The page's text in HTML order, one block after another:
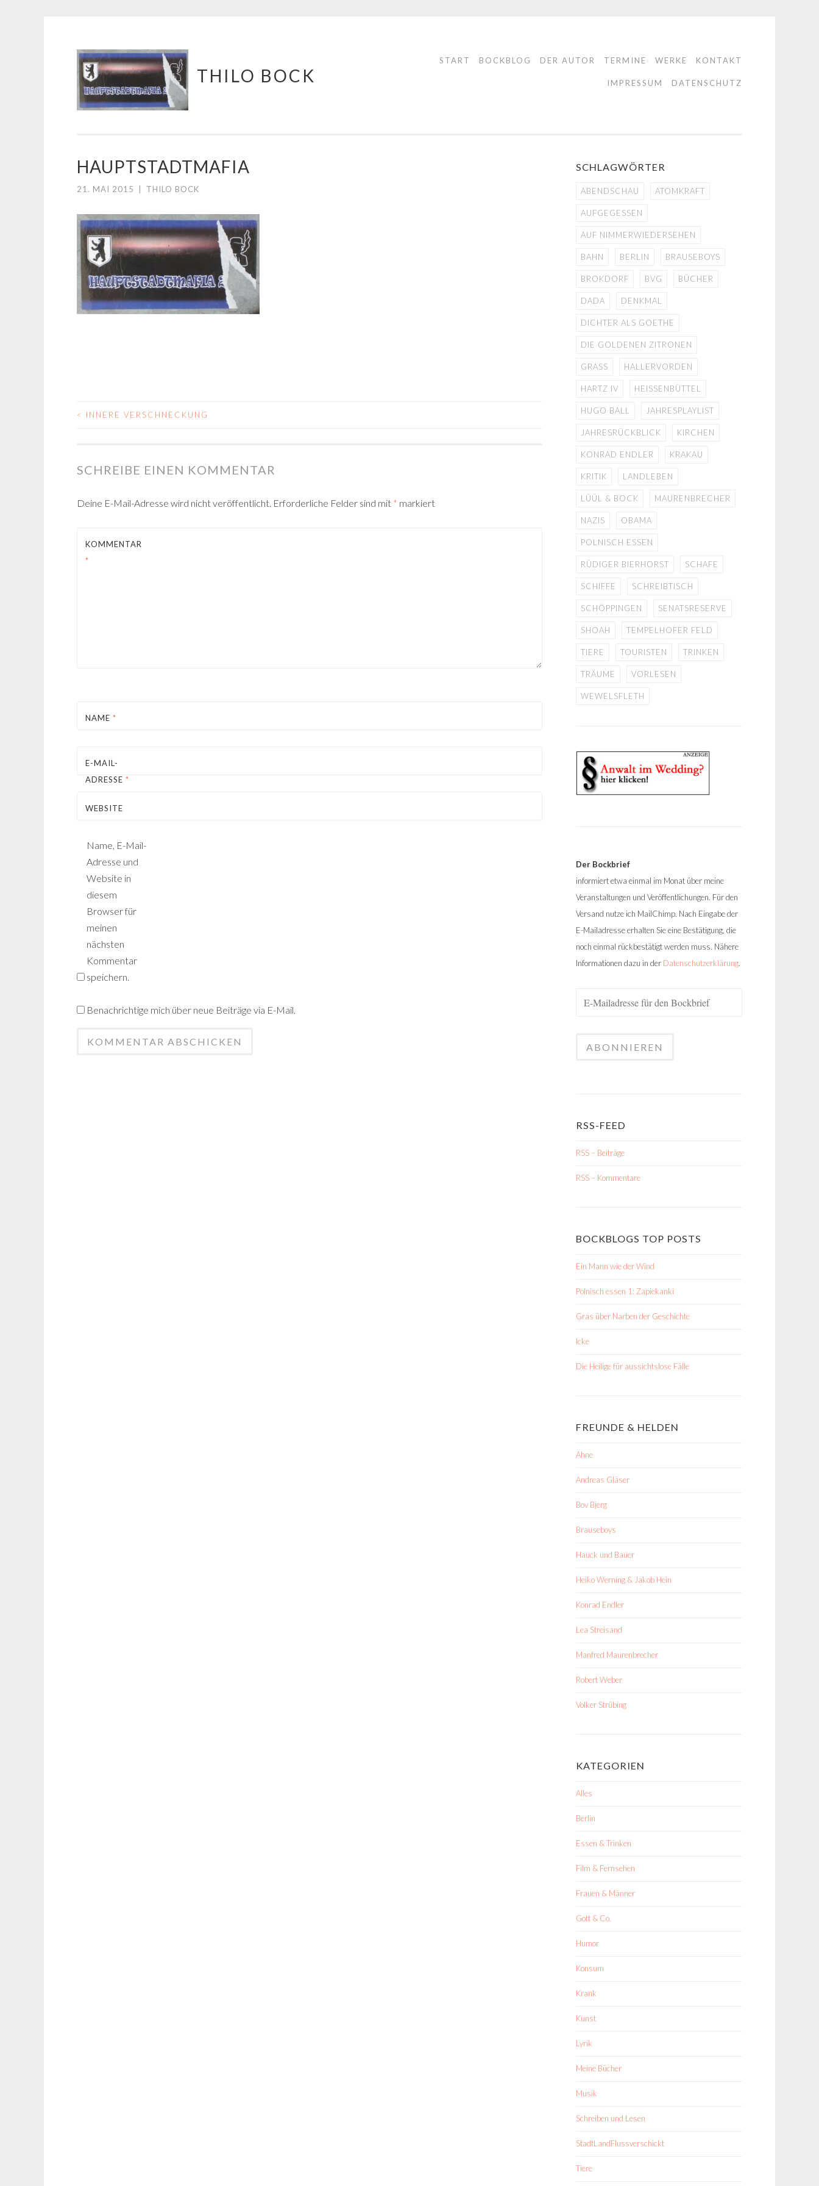
Springe
zum
Inhalt
THILO BOCK
START BOCKBLOG DER AUTOR TERMINE WERKE KONTAKT
IMPRESSUM DATENSCHUTZ
HAUPTSTADTMAFIA
21. MAI 2015 THILO BOCK
BEITRAGS-
< INNERE VERSCHNECKUNG
SCHREIBE EINEN KOMMENTAR
Deine E-Mail-Adresse wird nicht veröffentlicht. Erforderliche Felder sind mit * markiert
KOMMENTAR
*
NAME *
E-MAIL-
ADRESSE *
WEBSITE
Name, E-Mail-
Adresse und
Website in
diesem
Browser für
meinen
nächsten
Kommentar
speichern.
Benachrichtige mich über neue Beiträge via E-Mail.
SCHLAGWÖRTER
ABENDSCHAU ATOMKRAFT
AUFGEGESSEN
AUF NIMMERWIEDERSEHEN
BAHN BERLIN BRAUSEBOYS
BROKDORF BVG BÜCHER
DADA DENKMAL
DICHTER ALS GOETHE
DIE GOLDENEN ZITRONEN
GRASS HALLERVORDEN
HARTZ IV HEISSENBÜTTEL
HUGO BALL JAHRESPLAYLIST
JAHRESRÜCKBLICK KIRCHEN
KONRAD ENDLER KRAKAU
KRITIK LANDLEBEN
LÜÜL & BOCK MAURENBRECHER
NAZIS OBAMA
POLNISCH ESSEN
RÜDIGER BIERHORST SCHAFE
SCHIFFE SCHREIBTISCH
SCHÖPPINGEN SENATSRESERVE
SHOAH TEMPELHOFER FELD
TIERE TOURISTEN TRINKEN
TRÄUME VORLESEN
WEWELSFLETH
Der Bockbrief
informiert etwa einmal im Monat über meine
Veranstaltungen und Veröffentlichungen. Für den
Versand nutze ich MailChimp. Nach Eingabe der
E-Mailadresse erhalten Sie eine Bestätigung, die
noch einmal rückbestätigt werden muss. Nähere
Informationen dazu in der Datenschutzerklärung.
RSS-FEED
RSS – Beiträge
RSS – Kommentare
BOCKBLOGS TOP POSTS
Ein Mann wie der Wind
Polnisch essen 1: Zapiekanki
Gras über Narben der Geschichte
Icke
Die Heilige für aussichtslose Fälle
FREUNDE & HELDEN
Ahne
Andreas Gläser
Bov Bjerg
Brauseboys
Hauck und Bauer
Heiko Werning & Jakob Hein
Konrad Endler
Lea Streisand
Manfred Maurenbrecher
Robert Weber
Volker Strübing
KATEGORIEN
Alles
Berlin
Essen & Trinken
Film & Fernsehen
Frauen & Männer
Gott & Co.
Humor
Konsum
Krank
Kunst
Lyrik
Meine Bücher
Musik
Schreiben und Lesen
StadtLandFlussverschickt
Tiere